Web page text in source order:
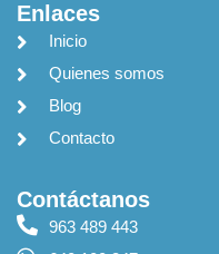
Enlaces
Inicio
Quienes somos
Blog
Contacto
Contáctanos
963 489 443